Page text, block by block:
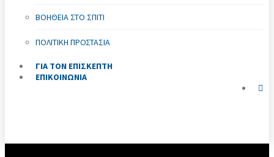
ΒΟΉΘΕΙΑ ΣΤΟ ΣΠΊΤΙ
ΠΟΛΙΤΙΚΉ ΠΡΟΣΤΑΣΊΑ
ΓΙΑ ΤΟΝ ΕΠΙΣΚΕΠΤΗ
ΕΠΙΚΟΙΝΩΝΙΑ